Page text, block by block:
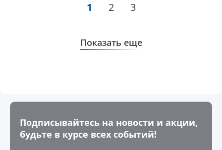
1 2 3
Показать еще
Подписывайтесь на новости и акции,
будьте в курсе всех событий!